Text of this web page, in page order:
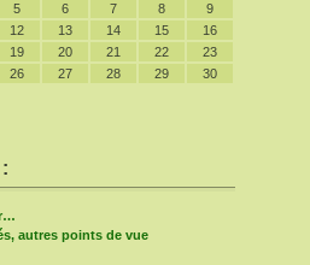
5 6 7 8
9
12 13 14 15
16
19 20 21 22
23
26 27 28 29
30
autres points de vue